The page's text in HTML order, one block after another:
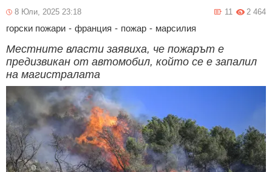
8 Юли, 2025 23:18 2 464
11
горски пожари - франция - пожар - марсилия
Местните власти заявиха, че пожарът е
предизвикан от автомобил, който се е запалил
на магистралата